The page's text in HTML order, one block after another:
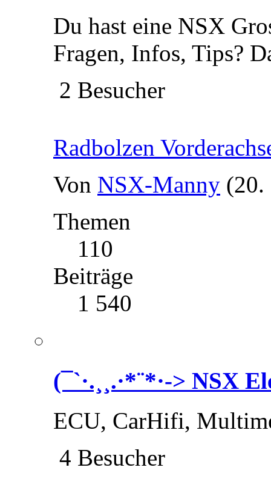
Du hast eine NSX
Fragen, Infos, Tips?
2 Besucher
Radbolzen
Von NSX-Manny (20.
Themen
110
Beiträge
1 540
(¯`·.¸¸.·*¨*·-> NSX
ECU, CarHifi,
4 Besucher